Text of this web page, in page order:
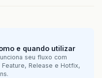
e quando utilizar
seu fluxo com
Release e Hotfix,